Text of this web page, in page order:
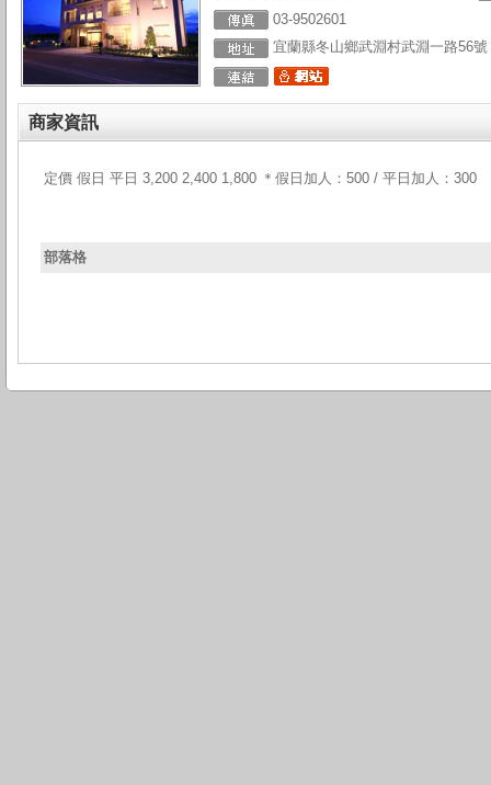
03-9502601
宜蘭縣冬山鄉武淵村武淵一路56號
商家資訊
定價 假日 平日 3,200 2,400 1,800 ＊假日加人：500 / 平日加人：300
部落格